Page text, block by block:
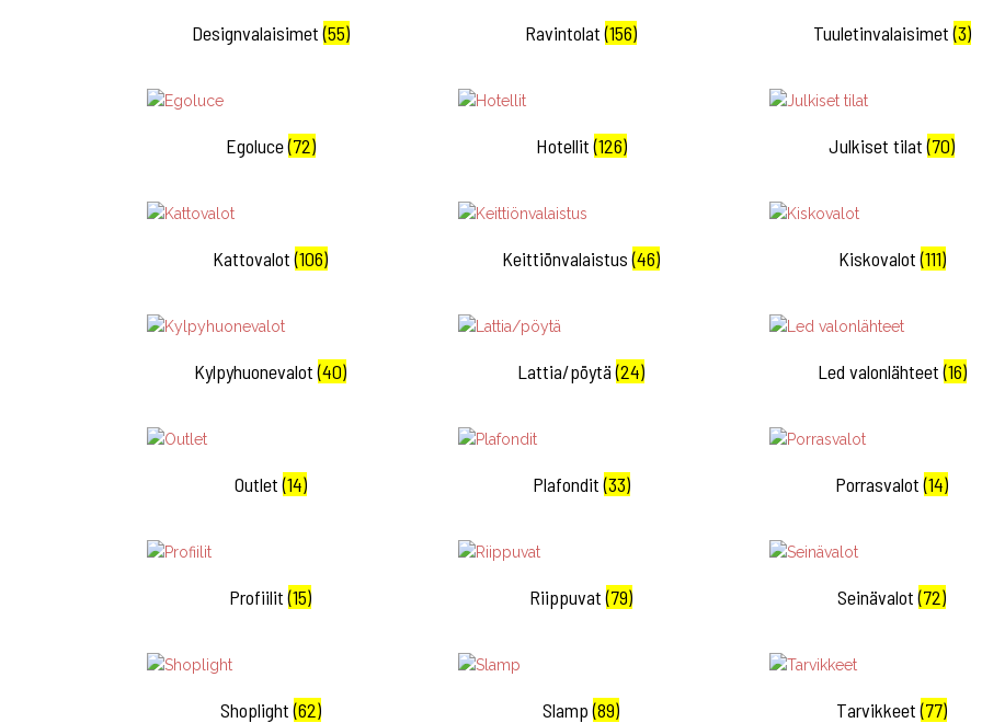
Designvalaisimet(55) Ravintolat(156) Tuuletinvalaisimet(3)
Egoluce(72) Hotellit(126) Julkiset tilat(70)
Kattovalot(106) Keittiönvalaistus(46) Kiskovalot(111)
Kylpyhuonevalot(40) Lattia/pöytä(24) Led valonlähteet(16)
Outlet(14) Plafondit(33) Porrasvalot(14)
Profiilit(15) Riippuvat(79) Seinävalot(72)
Shoplight(62) Slamp(89) Tarvikkeet(77)